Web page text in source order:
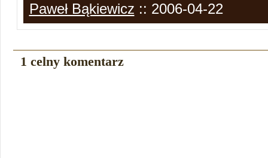
Paweł Bąkiewicz :: 2006-04-22
1 celny komentarz